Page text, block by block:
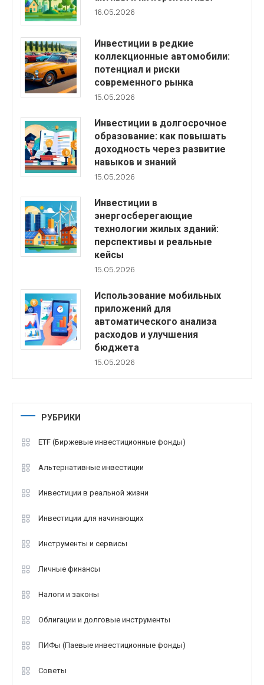
16.05.2026
Инвестиции в редкие
коллекционные автомобили:
потенциал и риски
современного рынка
15.05.2026
Инвестиции в долгосрочное
образование: как повышать
доходность через развитие
навыков и знаний
15.05.2026
Инвестиции в
энергосберегающие
технологии жилых зданий:
перспективы и реальные
кейсы
15.05.2026
Использование мобильных
приложений для
автоматического анализа
расходов и улучшения
бюджета
15.05.2026
РУБРИКИ
ETF (Биржевые инвестиционные фонды)
Альтернативные инвестиции
Инвестиции в реальной жизни
Инвестиции для начинающих
Инструменты и сервисы
Личные финансы
Налоги и законы
Облигации и долговые инструменты
ПИФы (Паевые инвестиционные фонды)
Советы